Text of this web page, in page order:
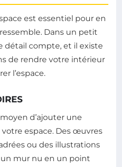
est essentiel pour en
Dans un petit
détail compte, et il existe
de rendre votre intérieur
l’espace.
d’ajouter une
espace. Des œuvres
ou des illustrations
mur nu en un point